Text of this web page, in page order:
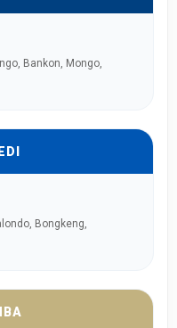
Bankon, Mongo,
Bongkeng,